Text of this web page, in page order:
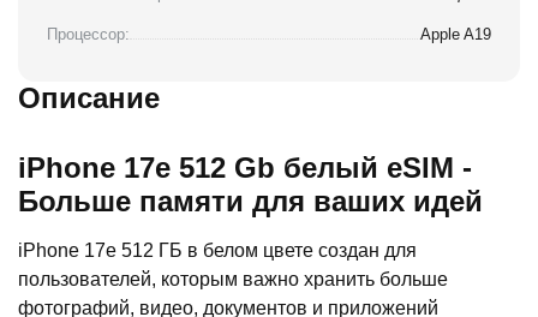
Процессор: Apple A19
Описание
iPhone 17e 512 Gb белый eSIM -
Больше памяти для ваших идей
iPhone 17e 512 ГБ в белом цвете создан для
пользователей, которым важно хранить больше
фотографий, видео, документов и приложений